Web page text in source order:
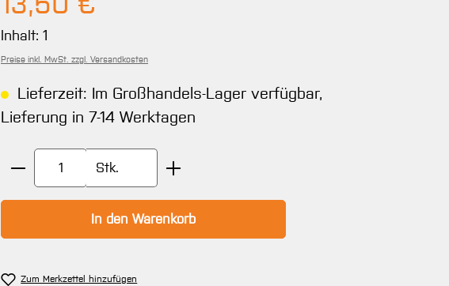
Inhalt: 1
Preise inkl. MwSt. zzgl. Versandkosten
Lieferzeit: Im Großhandels-Lager verfügbar,
Lieferung in 7-14 Werktagen
Produkt Anzahl: Gib den gewünschten Wert ein
Stk.
In den Warenkorb
Zum Merkzettel hinzufügen